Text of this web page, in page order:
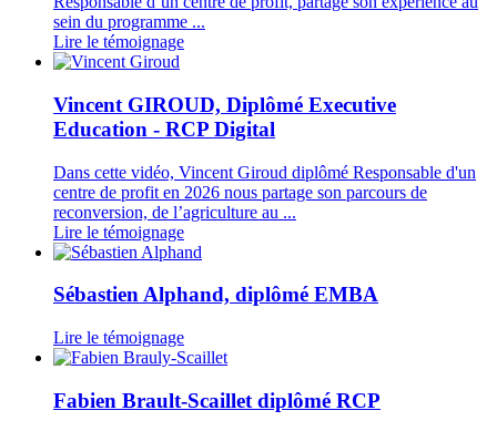
sein du programme ...
Lire le témoignage
Vincent GIROUD, Diplômé Executive
Education - RCP Digital
Dans cette vidéo, Vincent Giroud diplômé Responsable d'un
centre de profit en 2026 nous partage son parcours de
reconversion, de l’agriculture au ...
Lire le témoignage
Sébastien Alphand, diplômé EMBA
Lire le témoignage
Fabien Brault-Scaillet diplômé RCP